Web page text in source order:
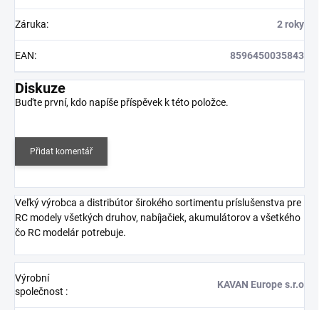
Záruka: 2 roky
EAN: 8596450035843
Diskuze
Buďte první, kdo napíše příspěvek k této položce.
Přidat komentář
Veľký výrobca a distribútor širokého sortimentu príslušenstva pre
RC modely všetkých druhov, nabíjačiek, akumulátorov a všetkého
čo RC modelár potrebuje.
Výrobní
společnost :
KAVAN Europe s.r.o